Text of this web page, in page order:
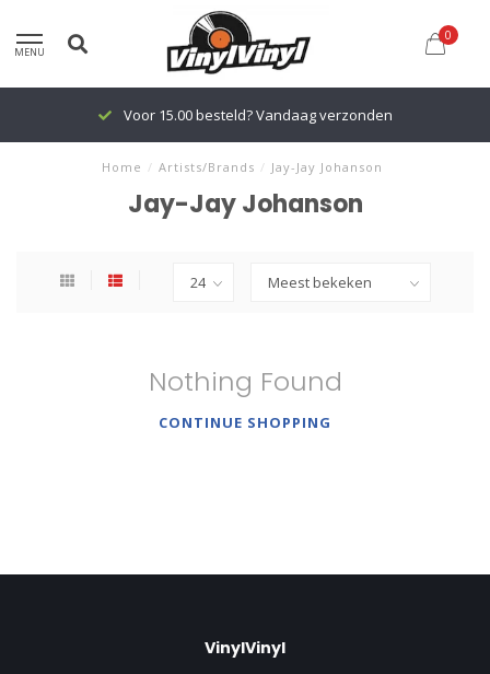
MENU
0
Voor 15.00 besteld? Vandaag verzonden
Home / Artists/Brands / Jay-Jay Johanson
Jay-Jay Johanson
Nothing Found
CONTINUE SHOPPING
VinylVinyl